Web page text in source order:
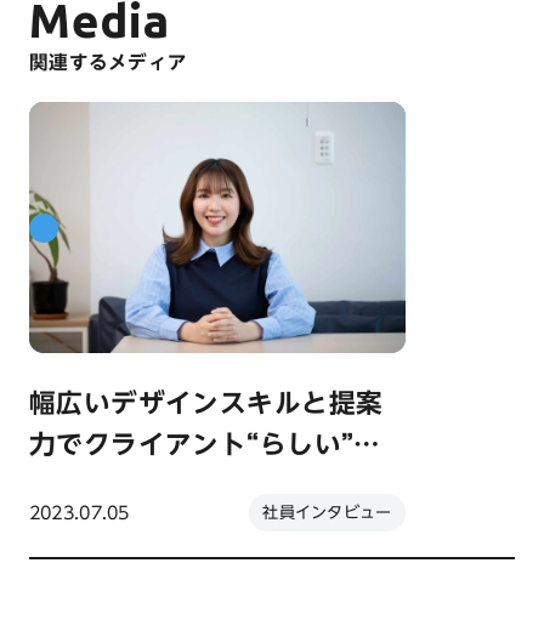
Media
関連するメディア
幅広いデザインスキルと提案
力でクライアント“らしい”コ
クデザイナー・矢田恵理奈
2023.07.05 社員インタビュー